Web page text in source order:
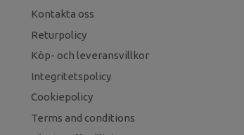
Kontakta oss
Returpolicy
Köp- och leveransvillkor
Integritetspolicy
Cookiepolicy
Terms and conditions